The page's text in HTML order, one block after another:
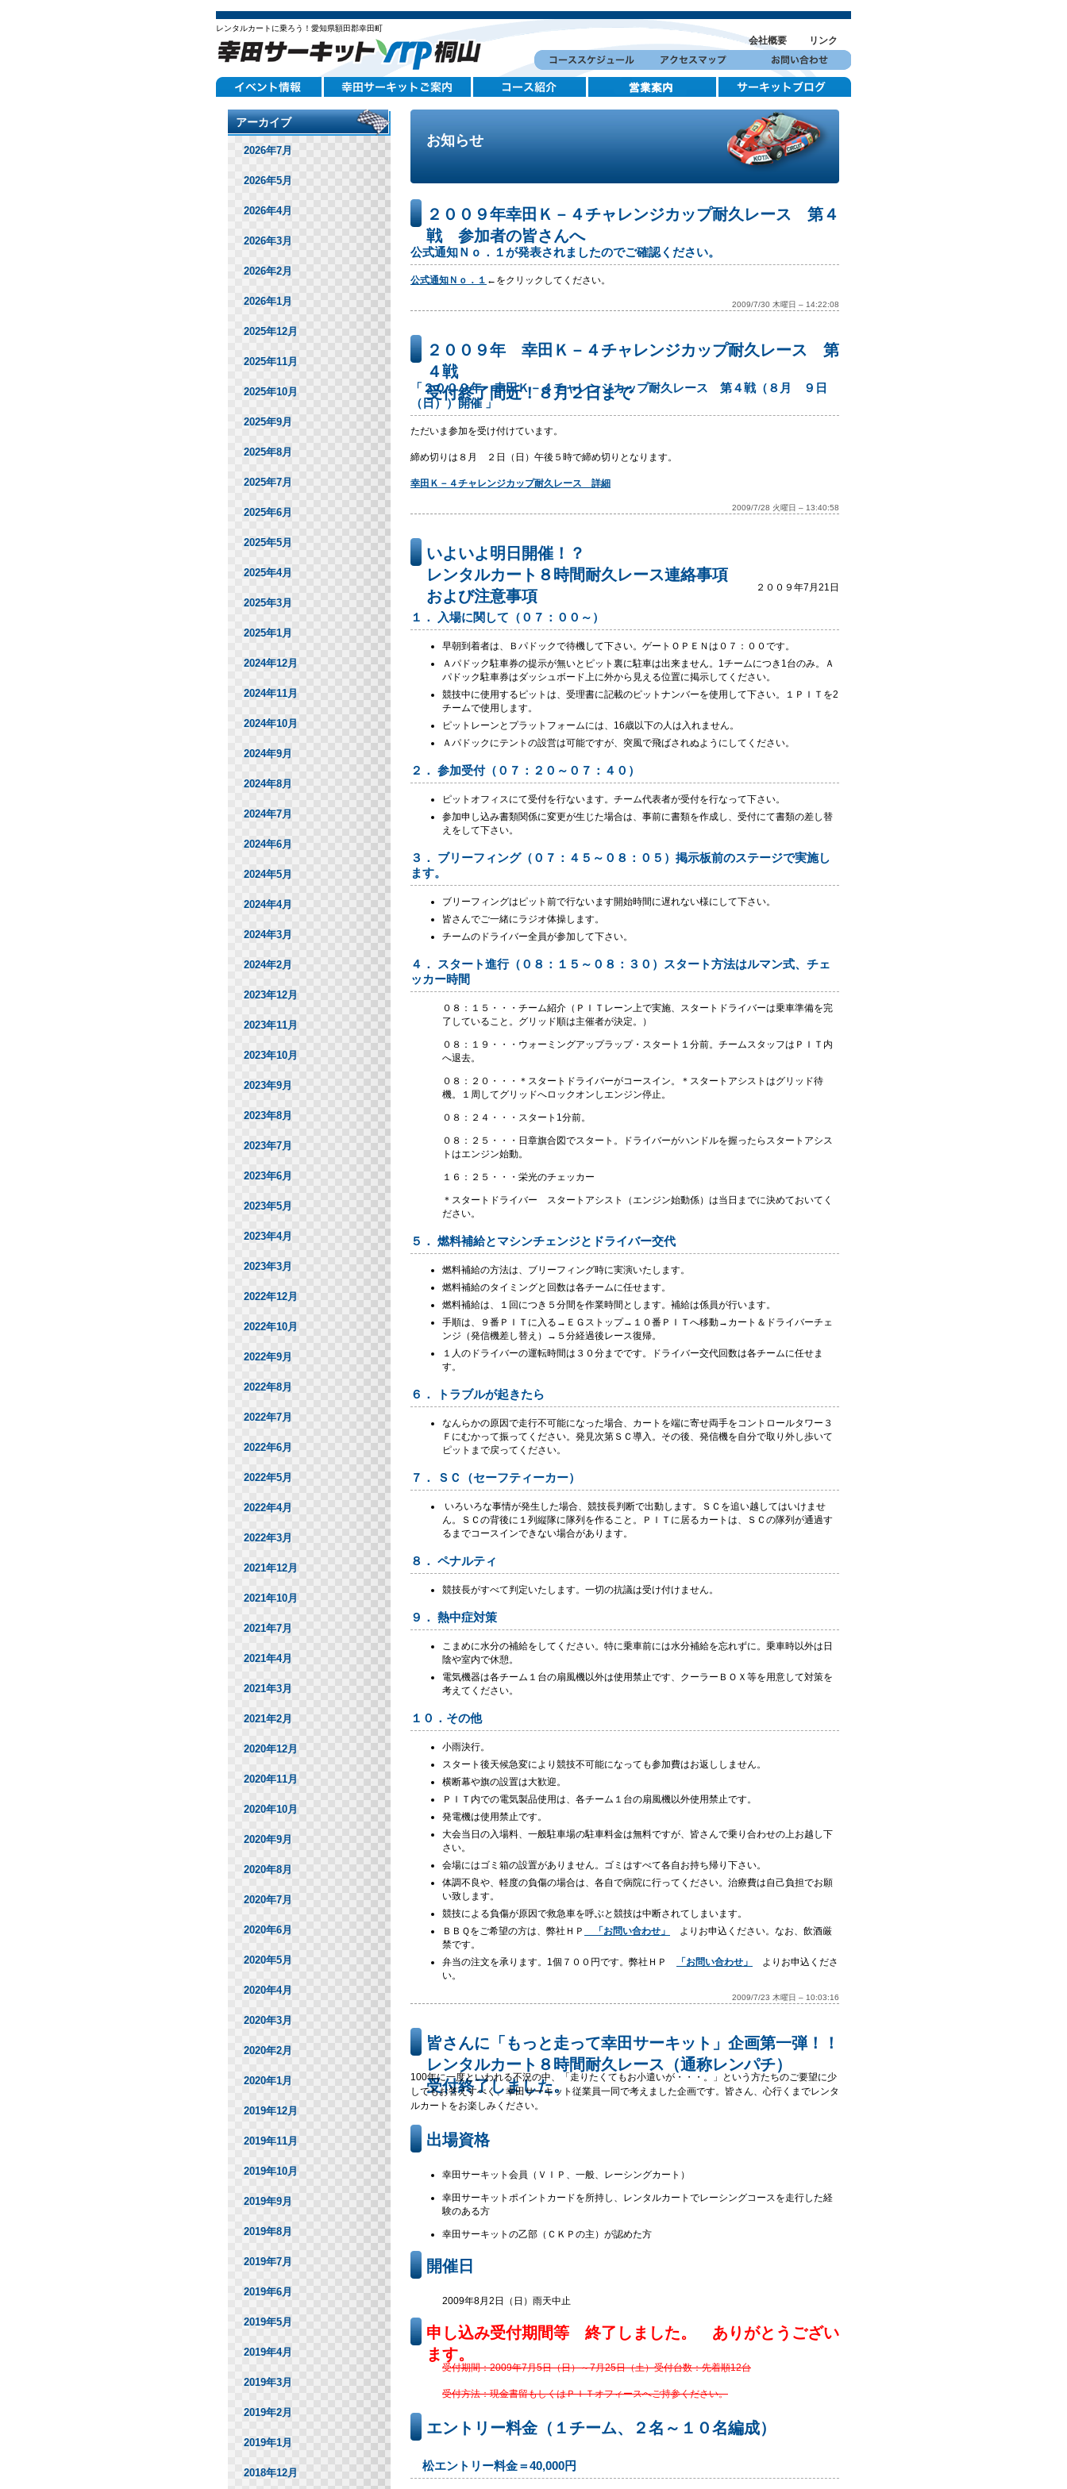
レンタルカートに乗ろう！愛知県額田郡幸田町
リンク
会社概要
お知らせ
２００９年幸田Ｋ－４チャレンジカップ耐久レース 第４
戦 参加者の皆さんへ
公式通知Ｎｏ．１が発表されましたのでご確認ください。
公式通知Ｎｏ．１ ←をクリックしてください。
2009/7/30 木曜日 – 14:22:08
２００９年 幸田Ｋ－４チャレンジカップ耐久レース 第
４戦
受付終了間近！８月２日まで
「２００９年 幸田Ｋ－４チャレンジカップ耐久レース 第４戦（８月 ９日
（日））開催 」
ただいま参加を受け付けています。
締め切りは８月 ２日（日）午後５時で締め切りとなります。
幸田Ｋ－４チャレンジカップ耐久レース 詳細
2009/7/28 火曜日 – 13:40:58
いよいよ明日開催！？
レンタルカート８時間耐久レース連絡事項
および注意事項
２００９年7月21日
１． 入場に関して（０７：００～）
早朝到着者は、Ｂパドックで待機して下さい。ゲートＯＰＥＮは０７：００です。
Ａパドック駐車券の提示が無いとピット裏に駐車は出来ません。1チームにつき1台のみ。Ａ
パドック駐車券はダッシュボード上に外から見える位置に掲示してください。
競技中に使用するピットは、受理書に記載のピットナンバーを使用して下さい。１ＰＩＴを2
チームで使用します。
ピットレーンとプラットフォームには、16歳以下の人は入れません。
Ａパドックにテントの設営は可能ですが、突風で飛ばされぬようにしてください。
２． 参加受付（０７：２０～０７：４０）
ピットオフィスにて受付を行ないます。チーム代表者が受付を行なって下さい。
参加申し込み書類関係に変更が生じた場合は、事前に書類を作成し、受付にて書類の差し替
えをして下さい。
３． ブリーフィング（０７：４５～０８：０５）掲示板前のステージで実施し
ます。
ブリーフィングはピット前で行ないます開始時間に遅れない様にして下さい。
皆さんでご一緒にラジオ体操します。
チームのドライバー全員が参加して下さい。
４． スタート進行（０８：１５～０８：３０）スタート方法はルマン式、チェ
ッカー時間
０８：１５・・・チーム紹介（ＰＩＴレーン上で実施、スタートドライバーは乗車準備を完
了していること。グリッド順は主催者が決定。）
０８：１９・・・ウォーミングアップラップ・スタート１分前。チームスタッフはＰＩＴ内
へ退去。
０８：２０・・・＊スタートドライバーがコースイン。＊スタートアシストはグリッド待
機。１周してグリッドへロックオンしエンジン停止。
０８：２４・・・スタート1分前。
０８：２５・・・日章旗合図でスタート。ドライバーがハンドルを握ったらスタートアシス
トはエンジン始動。
１６：２５・・・栄光のチェッカー
＊スタートドライバー スタートアシスト（エンジン始動係）は当日までに決めておいてく
ださい。
５． 燃料補給とマシンチェンジとドライバー交代
燃料補給の方法は、ブリーフィング時に実演いたします。
燃料補給のタイミングと回数は各チームに任せます。
燃料補給は、１回につき５分間を作業時間とします。補給は係員が行います。
手順は、９番ＰＩＴに入る→ＥＧストップ→１０番ＰＩＴへ移動→カート＆ドライバーチェ
ンジ（発信機差し替え）→５分経過後レース復帰。
１人のドライバーの運転時間は３０分までです。ドライバー交代回数は各チームに任せま
す。
６． トラブルが起きたら
なんらかの原因で走行不可能になった場合、カートを端に寄せ両手をコントロールタワー３
Ｆにむかって振ってください。発見次第ＳＣ導入。その後、発信機を自分で取り外し歩いて
ピットまで戻ってください。
７． ＳＣ（セーフティーカー）
いろいろな事情が発生した場合、競技長判断で出動します。ＳＣを追い越してはいけませ
ん。ＳＣの背後に１列縦隊に隊列を作ること。ＰＩＴに居るカートは、ＳＣの隊列が通過す
るまでコースインできない場合があります。
８． ペナルティ
競技長がすべて判定いたします。一切の抗議は受け付けません。
９． 熱中症対策
こまめに水分の補給をしてください。特に乗車前には水分補給を忘れずに。乗車時以外は日
陰や室内で休憩。
電気機器は各チーム１台の扇風機以外は使用禁止です、クーラーＢＯＸ等を用意して対策を
考えてください。
１０．その他
小雨決行。
スタート後天候急変により競技不可能になっても参加費はお返ししません。
横断幕や旗の設置は大歓迎。
ＰＩＴ内での電気製品使用は、各チーム１台の扇風機以外使用禁止です。
発電機は使用禁止です。
大会当日の入場料、一般駐車場の駐車料金は無料ですが、皆さんで乗り合わせの上お越し下
さい。
会場にはゴミ箱の設置がありません。ゴミはすべて各自お持ち帰り下さい。
体調不良や、軽度の負傷の場合は、各自で病院に行ってください。治療費は自己負担でお願
い致します。
競技による負傷が原因で救急車を呼ぶと競技は中断されてしまいます。
ＢＢＱをご希望の方は、弊社ＨＰ
「お問い合わせ」
よりお申込ください。なお、飲酒厳
禁です。
弁当の注文を承ります。1個７００円です。弊社ＨＰ
「お問い合わせ」
よりお申込くださ
い。
2009/7/23 木曜日 – 10:03:16
皆さんに「もっと走って幸田サーキット」企画第一弾！！
レンタルカート８時間耐久レース（通称レンパチ）
受付終了しました。
100年に一度といわれる不況の中、「走りたくてもお小遣いが・・・。」という方たちのご要望に少
しでもお答えすべく、幸田サーキット従業員一同で考えました企画です。皆さん、心行くまでレンタ
ルカートをお楽しみください。
出場資格
幸田サーキット会員（ＶＩＰ、一般、レーシングカート）
幸田サーキットポイントカードを所持し、レンタルカートでレーシングコースを走行した経
験のある方
幸田サーキットの乙部（ＣＫＰの主）が認めた方
開催日
2009年8月2日（日）雨天中止
申し込み受付期間等 終了しました。 ありがとうござい
ます。
受付期間：2009年7月5日（日）～7月25日（土）受付台数：先着順12台
受付方法：現金書留もしくはＰＩＴオフィースへご持参ください。
エントリー料金（１チーム、２名～１０名編成）
松エントリー料金＝40,000円
アーカイブ
2026年7月
2026年5月
2026年4月
2026年3月
2026年2月
2026年1月
2025年12月
2025年11月
2025年10月
2025年9月
2025年8月
2025年7月
2025年6月
2025年5月
2025年4月
2025年3月
2025年1月
2024年12月
2024年11月
2024年10月
2024年9月
2024年8月
2024年7月
2024年6月
2024年5月
2024年4月
2024年3月
2024年2月
2023年12月
2023年11月
2023年10月
2023年9月
2023年8月
2023年7月
2023年6月
2023年5月
2023年4月
2023年3月
2022年12月
2022年10月
2022年9月
2022年8月
2022年7月
2022年6月
2022年5月
2022年4月
2022年3月
2021年12月
2021年10月
2021年7月
2021年4月
2021年3月
2021年2月
2020年12月
2020年11月
2020年10月
2020年9月
2020年8月
2020年7月
2020年6月
2020年5月
2020年4月
2020年3月
2020年2月
2020年1月
2019年12月
2019年11月
2019年10月
2019年9月
2019年8月
2019年7月
2019年6月
2019年5月
2019年4月
2019年3月
2019年2月
2019年1月
2018年12月